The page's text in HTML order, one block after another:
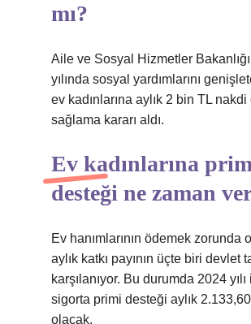
mı?
Aile ve Sosyal Hizmetler
yılında sosyal yardımlarını
ev kadınlarına aylık 2 bin TL
sağlama kararı aldı.
Ev kadınlarına prim
desteği ne zaman
Ev hanımlarının ödemek zorunda
aylık katkı payının üçte biri devlet
karşılanıyor. Bu durumda 2024
sigorta primi desteği aylık
olacak.